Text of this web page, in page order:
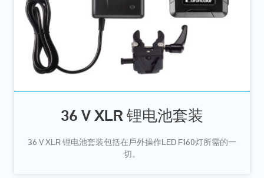
36 V XLR 锂电池套装
36 V XLR 锂电池套装包括在戶外操作LED F160灯所需的一
切。